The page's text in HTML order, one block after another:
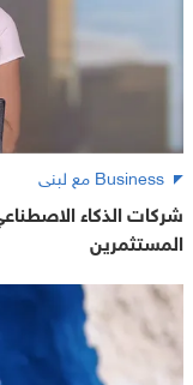
Business مع لبنى
شركات الذكاء
المستثمرين